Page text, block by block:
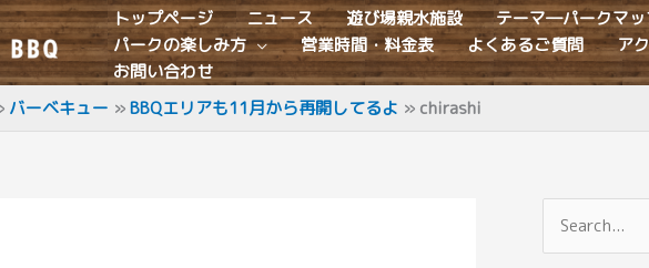
トップページ ニュース 遊び場親水施設 テーマ―パークマッ
パークの楽しみ方
営業時間・料金表 よくあるご質問 ア
お問い合わせ
バーベキュー BBQエリアも11月から再開してるよ chirashi